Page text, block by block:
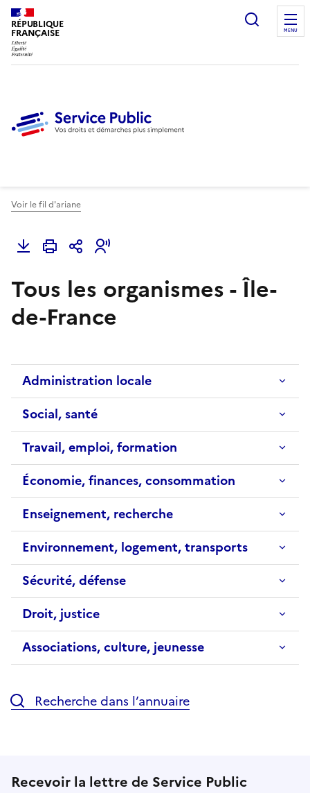
RÉPUBLIQUE
FRANÇAISE
Ouvrir
MENU
Voir le fil d'ariane
Tous les organismes - Île-
de-France
Administration locale
Social, santé
Travail, emploi, formation
Économie, finances, consommation
Enseignement, recherche
Environnement, logement, transports
Sécurité, défense
Droit, justice
Associations, culture, jeunesse
Recherche dans l’annuaire
Recevoir la lettre de Service Public